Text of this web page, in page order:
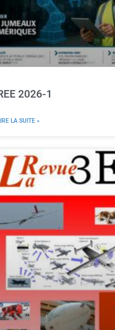
2026-1
LA SUITE »